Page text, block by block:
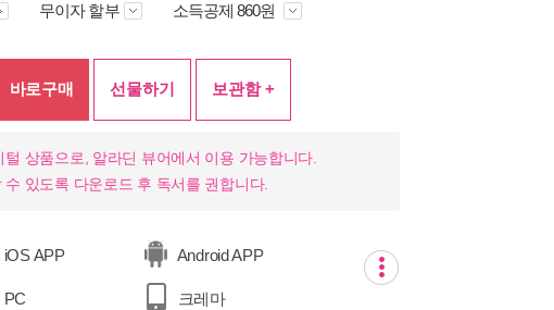
무이자 할부 소득공제 860원
바로구매 선물하기 보관함 +
상품으로, 알라딘 뷰어에서 이용 가능합니다.
있도록 다운로드 후 독서를 권합니다.
iOS APP Android APP
PC 크레마